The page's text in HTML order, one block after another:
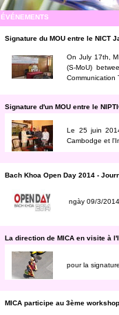
ÉVÉNEMENTS
Signature du MOU entre le NICT
On July 17th,
(S-MoU)
Communication
Signature d'un MOU entre le
Le 25 juin
Cambodge et
Bach Khoa Open Day 2014 -
ngày 09/3/
La direction de MICA en visite à
pour la
MICA participe au 3ème